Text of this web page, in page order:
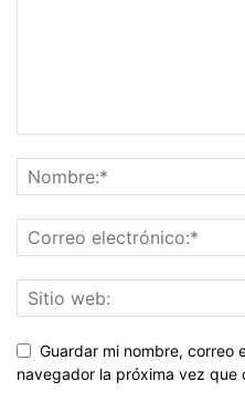
Guardar mi nombre, correo
navegador la próxima vez que